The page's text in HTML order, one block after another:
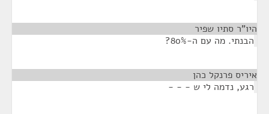
היו"ר סתיו שפיר
הבנתי. מה עם ה-80%?
איריס פרנקל כהן
רגע, נדמה לי ש - - -